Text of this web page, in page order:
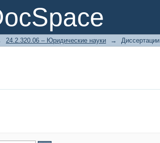
24.2.320.06 – Юридические науки → Диссертации